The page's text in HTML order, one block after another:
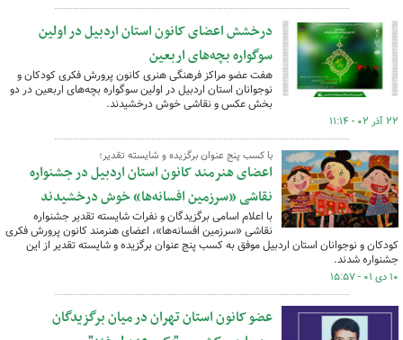
درخشش اعضای کانون استان اردبیل در اولین
سوگواره بچه‌های اربعین
هفت عضو مراکز فرهنگی هنری کانون پرورش فکری کودکان و
نوجوانان استان اردبیل در اولین سوگواره بچه‌های اربعین در دو
بخش عکس و نقاشی خوش درخشیدند.
۲۲ آذر ۰۲ - ۱۱:۱۴
با کسب پنج عنوان برگزیده و شایسته تقدیر؛
اعضای هنرمند کانون استان اردبیل در جشنواره
نقاشی «سرزمین افسانه‌ها» خوش درخشیدند
با اعلام اسامی برگزیدگان و نفرات شایسته تقدیر جشنواره
نقاشی «سرزمین افسانه‌ها»، اعضای هنرمند کانون پرورش فکری
کودکان و نوجوانان استان اردبیل موفق به کسب پنج عنوان برگزیده و شایسته تقدیر از این
جشنواره شدند.
۱۰ دی ۰۱ - ۱۵:۵۷
عضو کانون استان تهران در میان برگزیدگان